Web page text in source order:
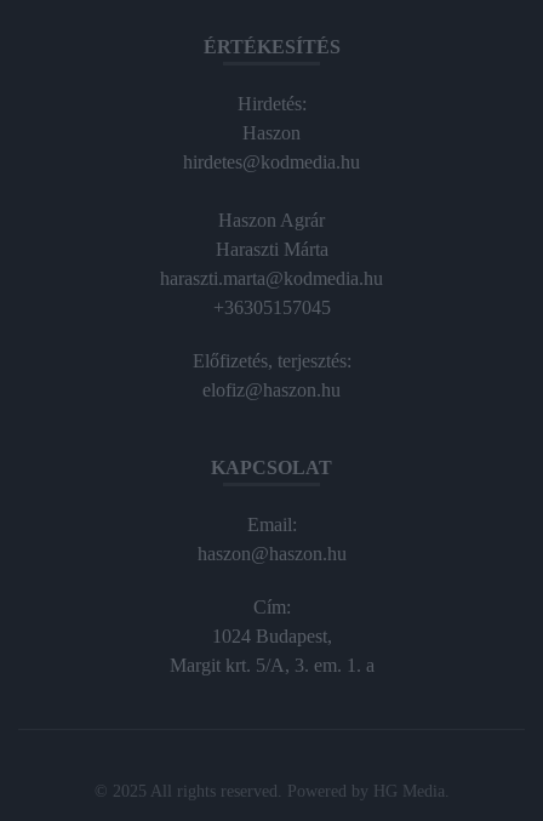
ÉRTÉKESÍTÉS
Hirdetés:
Haszon
hirdetes@kodmedia.hu
Haszon Agrár
Haraszti Márta
haraszti.marta@kodmedia.hu
+36305157045
Előfizetés, terjesztés:
elofiz@haszon.hu
KAPCSOLAT
Email:
haszon@haszon.hu
Cím:
1024 Budapest,
Margit krt. 5/A, 3. em. 1. a
© 2025 All rights reserved. Powered by HG Media.